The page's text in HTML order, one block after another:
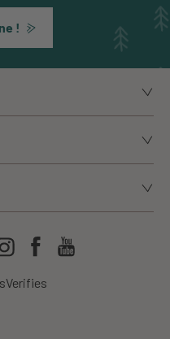
!
de 9h00 à 17h00